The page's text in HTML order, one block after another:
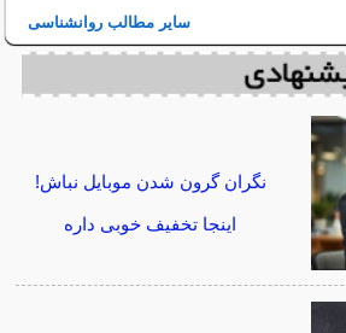
سایر مطالب روانشناسی
نگران گرون شدن موبایل نباش!
اینجا تخفیف خوبی داره